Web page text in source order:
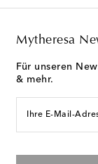
Mytheresa
Für unseren
& mehr.
Ihre E-Mail-